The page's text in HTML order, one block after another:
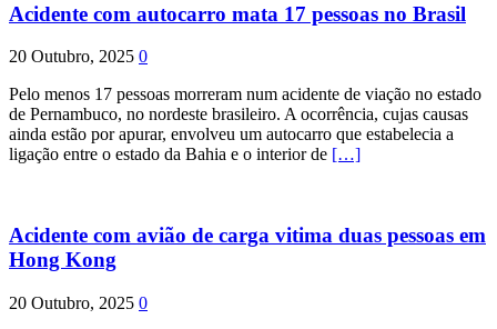
Acidente com autocarro mata 17 pessoas no Brasil
20 Outubro, 2025 0
Pelo menos 17 pessoas morreram num acidente de viação no estado
de Pernambuco, no nordeste brasileiro. A ocorrência, cujas causas
ainda estão por apurar, envolveu um autocarro que estabelecia a
ligação entre o estado da Bahia e o interior de […]
Acidente com avião de carga vitima duas pessoas em
Hong Kong
20 Outubro, 2025 0